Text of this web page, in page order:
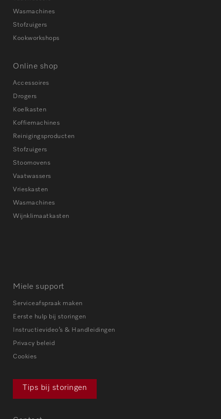
Wasmachines
Stofzuigers
Kookworkshops
Online shop
Accessoires
Drogers
Koelkasten
Koffiemachines
Reinigingsproducten
Stofzuigers
Stoomovens
Vaatwassers
Vrieskasten
Wasmachines
Wijnklimaatkasten
Miele support
Serviceafspraak maken
Eerste hulp bij storingen
Instructievideo’s & Handleidingen
Privacy beleid
Cookies
Tips bij storingen